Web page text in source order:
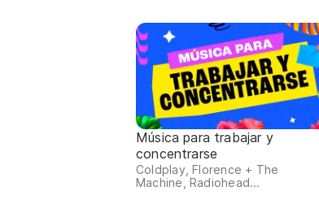
Música para trabajar y
concentrarse
Coldplay, Florence + The
Machine, Radiohead...